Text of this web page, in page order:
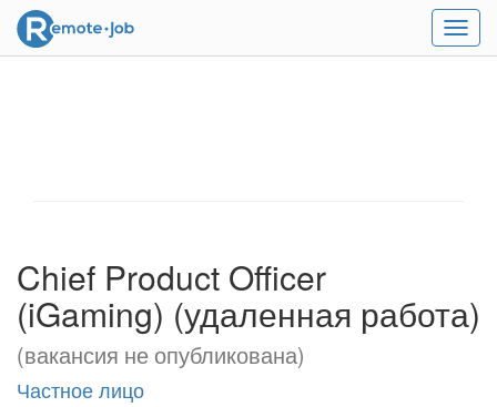
Меню
Chief Product Officer
(iGaming) (удаленная работа)
(вакансия не опубликована)
Частное лицо